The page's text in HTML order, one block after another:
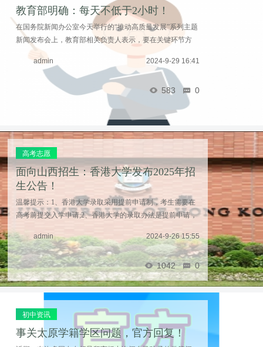
教育部明确：每天不低于2小时！
在国务院新闻办公室今天举行的“推动高质量发展”系列主题
新闻发布会上，教育部相关负责人表示，要在关键环节方
面，让“健康第一”落细落地。实施学生体质强健计划、心理
健康促进行动等，保障中小学生每天综合体育活 ...……
admin 2024-9-29 16:41
583 0
高考志愿
面向山西招生：香港大学发布2025年招
生公告！
温馨提示：1、香港大学录取采用提前申请制，考生需要在
高考前提交入学申请;2、香港大学的录取办法是提前申请，
考录取。在申请通过后考生也可以考虑放弃；参加 ...……
admin 2024-9-26 15:55
1042 0
初中资讯
事关太原学籍学区问题，官方回复！